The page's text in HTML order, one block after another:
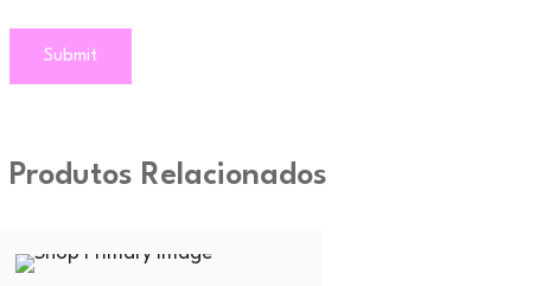
Produtos Relacionados